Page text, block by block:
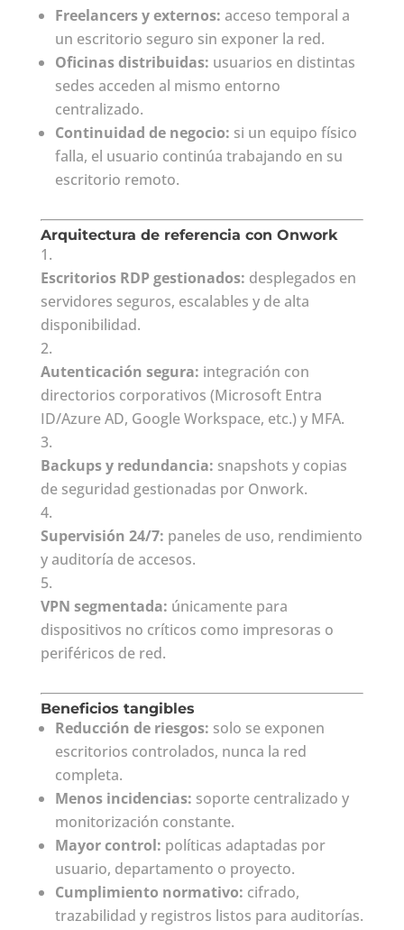
Freelancers y externos: acceso temporal a
un escritorio seguro sin exponer la red.
Oficinas distribuidas: usuarios en distintas
sedes acceden al mismo entorno
centralizado.
Continuidad de negocio: si un equipo físico
falla, el usuario continúa trabajando en su
escritorio remoto.
Arquitectura de referencia con Onwork
Escritorios RDP gestionados: desplegados en
servidores seguros, escalables y de alta
disponibilidad.
Autenticación segura: integración con
directorios corporativos (Microsoft Entra
ID/Azure AD, Google Workspace, etc.) y MFA.
Backups y redundancia: snapshots y copias
de seguridad gestionadas por Onwork.
Supervisión 24/7: paneles de uso, rendimiento
y auditoría de accesos.
VPN segmentada: únicamente para
dispositivos no críticos como impresoras o
periféricos de red.
Beneficios tangibles
Reducción de riesgos: solo se exponen
escritorios controlados, nunca la red
completa.
Menos incidencias: soporte centralizado y
monitorización constante.
Mayor control: políticas adaptadas por
usuario, departamento o proyecto.
Cumplimiento normativo: cifrado,
trazabilidad y registros listos para auditorías.